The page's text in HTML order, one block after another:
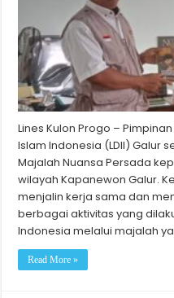
Lines Kulon Progo –
Islam Indonesia (LDII) Galur
Majalah Nuansa Persada
wilayah Kapanewon Galur.
menjalin kerja sama dan
berbagai aktivitas yang
Indonesia melalui majalah
Read More »